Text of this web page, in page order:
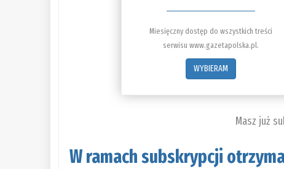
Miesięczny dostęp do wszystkich treści
serwisu www.gazetapolska.pl.
WYBIERAM
Masz już
W ramach subskrypcji